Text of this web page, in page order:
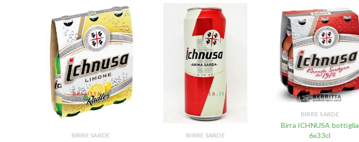
BIRRE SARDE BIRRE SARDE
BIRRE SARDE
Birra ICHNUSA bottiglia
6x33cl